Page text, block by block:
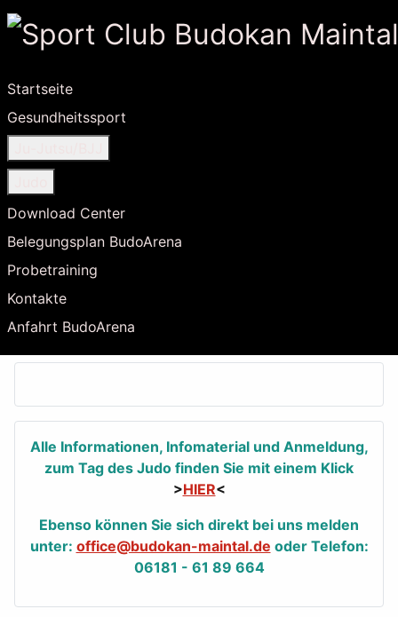
Startseite
Gesundheitssport
Download Center
Belegungsplan BudoArena
Probetraining
Kontakte
Anfahrt BudoArena
Alle Informationen, Infomaterial und Anmeldung,
zum Tag des Judo finden Sie mit einem Klick
>HIER<
Ebenso können Sie sich direkt bei uns melden
unter: office@budokan-maintal.de oder Telefon:
06181 - 61 89 664